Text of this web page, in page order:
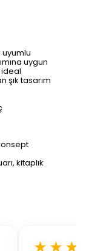
uygun
ideal
şık tasarım
kitaplık